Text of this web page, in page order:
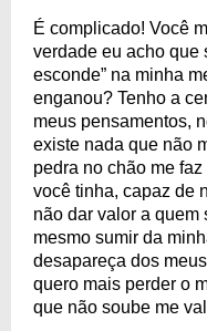
É complicado! Você
verdade eu acho que
esconde” na minha
enganou? Tenho a
meus pensamentos,
existe nada que não
pedra no chão me
você tinha, capaz de
não dar valor a quem
mesmo sumir da
desapareça dos
quero mais perder o
que não soube me